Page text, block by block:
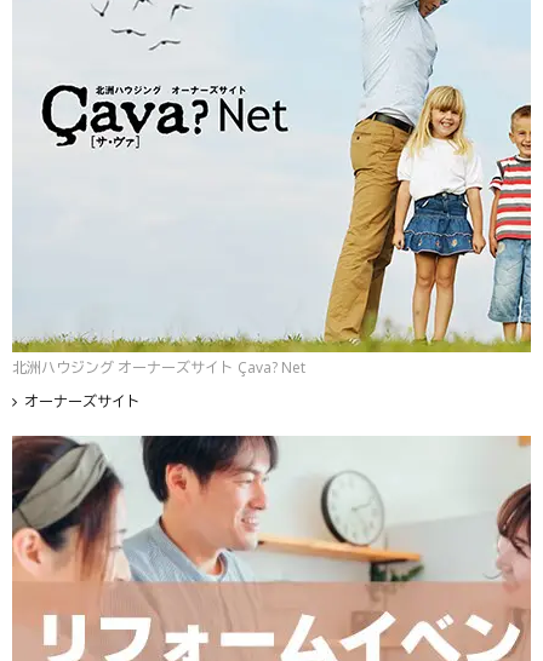
北洲ハウジング オーナーズサイト Çava? Net
オーナーズサイト